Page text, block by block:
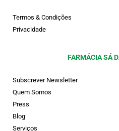
Termos & Condições
Privacidade
FARMÁCIA SÁ
Subscrever Newsletter
Quem Somos
Press
Blog
Serviços